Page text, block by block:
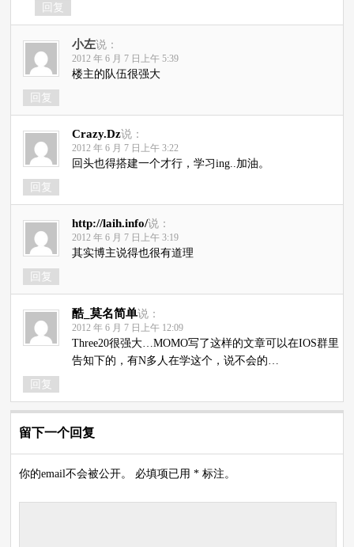
回复
小左说：
2012 年 6 月 7 日上午 5:39
楼主的队伍很强大
回复
Crazy.Dz说：
2012 年 6 月 7 日上午 3:22
回头也得搭建一个才行，学习ing..加油。
回复
http://laih.info/说：
2012 年 6 月 7 日上午 3:19
其实博主说得也很有道理
回复
酷_莫名简单说：
2012 年 6 月 7 日上午 12:09
Three20很强大…MOMO写了这样的文章可以在IOS群里
告知下的，有N多人在学这个，说不会的…
回复
留下一个回复
你的email不会被公开。 必填项已用 * 标注。